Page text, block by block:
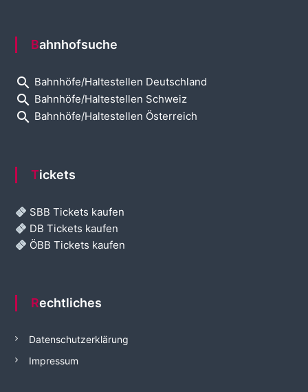
Bahnhofsuche
search Bahnhöfe/Haltestellen Deutschland
search Bahnhöfe/Haltestellen Schweiz
search Bahnhöfe/Haltestellen Österreich
Tickets
SBB Tickets kaufen
DB Tickets kaufen
ÖBB Tickets kaufen
Rechtliches
Datenschutzerklärung
Impressum